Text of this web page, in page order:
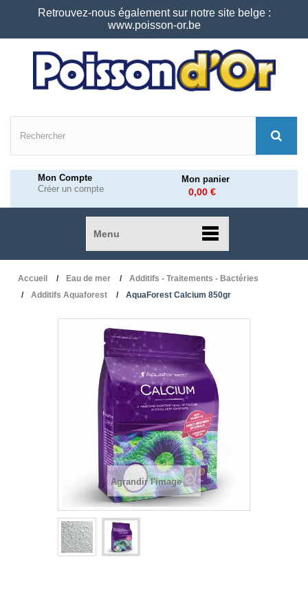
Retrouvez-nous également sur notre site belge :
www.poisson-or.be
Mon Compte
Créer un compte
Mon panier
0,00 €
Menu
Accueil Eau de mer
Additifs - Traitements - Bactéries
Additifs Aquaforest
AquaForest Calcium 850gr
Agrandir l'image